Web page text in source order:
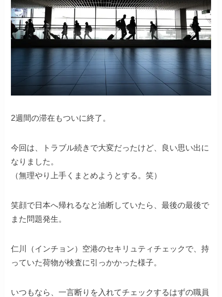
2週間の滞在もついに終了。
今回は、トラブル続きで大変だったけど、良い思い出に
なりました。
（無理やり上手くまとめようとする。笑）
笑顔で日本へ帰れるなと油断していたら、最後の最後で
また問題発生。
仁川（インチョン）空港のセキリュティチェックで、持
っていた荷物が検査に引っかかった様子。
いつもなら、一言断りを入れてチェックするはずの職員